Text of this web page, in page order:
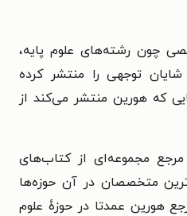
چون رشته‌های علوم پایه،
توجهی را منتشر کرده
که هورین منتشر می‌کند از
مجموعه‌ای از کتاب‌های
متخصصان در آن حوزه‌ها
هورین عمدتا در حوزهٔ علوم